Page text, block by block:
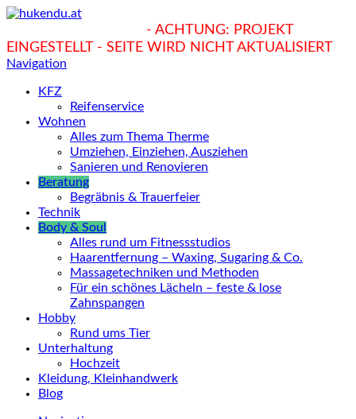
- ACHTUNG: PROJEKT
EINGESTELLT - SEITE WIRD NICHT AKTUALISIERT
Navigation
KFZ
Reifenservice
Wohnen
Alles zum Thema Therme
Umziehen, Einziehen, Ausziehen
Sanieren und Renovieren
Beratung
Begräbnis & Trauerfeier
Technik
Body & Soul
Alles rund um Fitnessstudios
Haarentfernung – Waxing, Sugaring & Co.
Massagetechniken und Methoden
Für ein schönes Lächeln – feste & lose
Zahnspangen
Hobby
Rund ums Tier
Unterhaltung
Hochzeit
Kleidung, Kleinhandwerk
Blog